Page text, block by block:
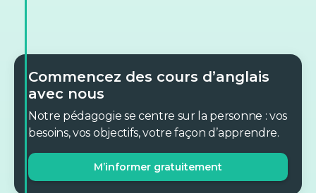
Commencez des cours d’anglais
avec nous
Notre pédagogie se centre sur la personne : vos
besoins, vos objectifs, votre façon d’apprendre.
M’informer gratuitement